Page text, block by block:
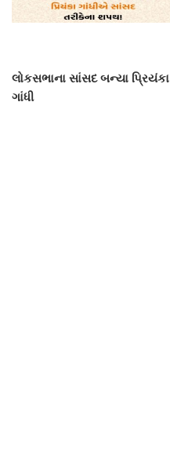
લોકસભાના સાંસદ બન્યા પ્રિયંકા
ગાંધી